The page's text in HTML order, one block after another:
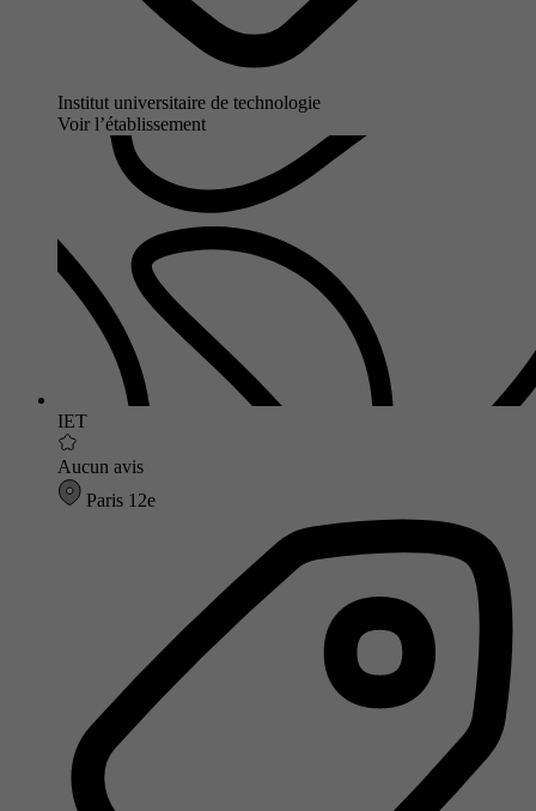
Institut universitaire de technologie
Voir l’établissement
IET
Aucun avis
Paris 12e